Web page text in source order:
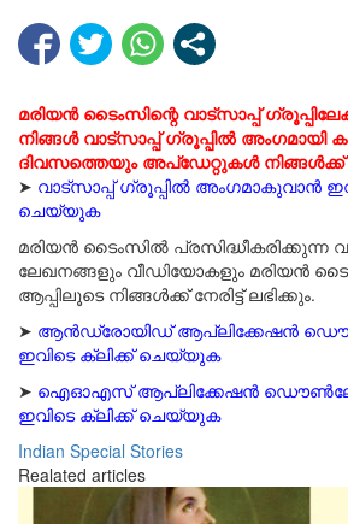
മരിയൻ ടൈംസിന്റെ വാട്സാപ്പ്
നിങ്ങൾ വാട്സാപ്പ് ഗ്രൂപ്പിൽ
ദിവസത്തെയും അപ്ഡേറ്റുകൾ നിങ്ങൾക്ക്
➤ വാട്സാപ്പ് ഗ്രൂപ്പിൽ അംഗമാകുവാൻ
ചെയ്യുക
മരിയന്‍ ടൈംസില്‍ പ്രസിദ്ധീകരിക്കുന്ന
ലേഖനങ്ങളും വീഡിയോകളും മരിയന്‍
ആപ്പിലൂടെ നിങ്ങള്‍ക്ക് നേരിട്ട് ലഭിക്കും.
➤ ആന്‍ഡ്രോയിഡ് ആപ്ലിക്കേഷന്‍
ഇവിടെ ക്ലിക്ക് ചെയ്യുക
➤ ഐഓഎസ് ആപ്ലിക്കേഷന്‍
ഇവിടെ ക്ലിക്ക് ചെയ്യുക
Indian Special Stories
Realated articles